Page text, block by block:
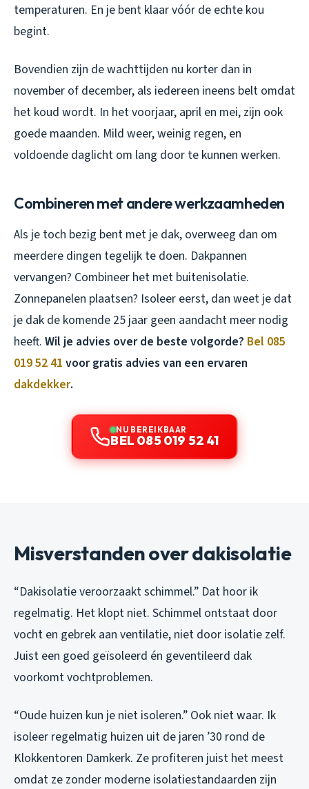
temperaturen. En je bent klaar vóór de echte kou
begint.
Bovendien zijn de wachttijden nu korter dan in
november of december, als iedereen ineens belt omdat
het koud wordt. In het voorjaar, april en mei, zijn ook
goede maanden. Mild weer, weinig regen, en
voldoende daglicht om lang door te kunnen werken.
Combineren met andere werkzaamheden
Als je toch bezig bent met je dak, overweeg dan om
meerdere dingen tegelijk te doen. Dakpannen
vervangen? Combineer het met buitenisolatie.
Zonnepanelen plaatsen? Isoleer eerst, dan weet je dat
je dak de komende 25 jaar geen aandacht meer nodig
heeft. Wil je advies over de beste volgorde? Bel 085
019 52 41 voor gratis advies van een ervaren
dakdekker.
NU BEREIKBAAR
BEL 085 019 52 41
Misverstanden over dakisolatie
“Dakisolatie veroorzaakt schimmel.” Dat hoor ik
regelmatig. Het klopt niet. Schimmel ontstaat door
vocht en gebrek aan ventilatie, niet door isolatie zelf.
Juist een goed geïsoleerd én geventileerd dak
voorkomt vochtproblemen.
“Oude huizen kun je niet isoleren.” Ook niet waar. Ik
isoleer regelmatig huizen uit de jaren ’30 rond de
Klokkentoren Damkerk. Ze profiteren juist het meest
omdat ze zonder moderne isolatiestandaarden zijn